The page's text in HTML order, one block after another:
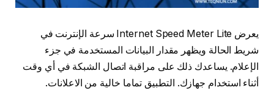
يعرض Internet Speed ​​Meter Lite سرعة الإنترنت في
شريط الحالة ويظهر مقدار البيانات المستخدمة في جزء
الإعلام. يساعدك ذلك على مراقبة اتصال الشبكة في أي وقت
أثناء استخدام جهازك. التطبيق تماما خالية من الاعلانات.